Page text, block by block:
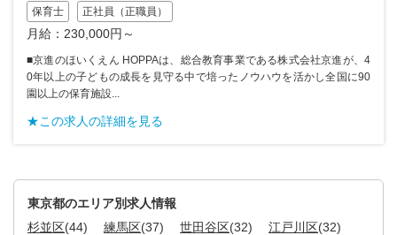
保育士 正社員（正職員）
月給：230,000円～
■京進のほいくえん HOPPAは、総合教育事業である株式会社京進が、4
0年以上の子どもの成長を見守る中で培ったノウハウを活かし全国に90
園以上の保育施設...
★この求人の詳細を見る
東京都のエリア別求人情報
杉並区(44) 練馬区(37) 世田谷区(32) 江戸川区(32)